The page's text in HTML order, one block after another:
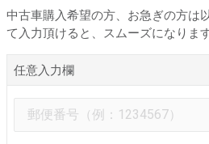
中古車購入希望の方、お急ぎの方は
て入力頂けると、スムーズになります
任意入力欄